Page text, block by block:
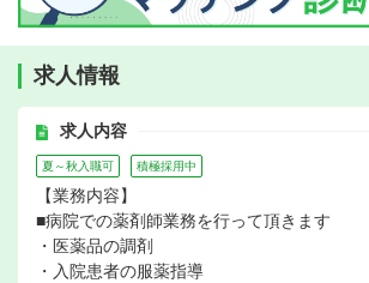
求人情報
求人内容
夏～秋入職可 積極採用中
【業務内容】
■病院での薬剤師業務を行って頂きます
・医薬品の調剤
・入院患者の服薬指導